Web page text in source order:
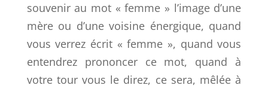
souvenir au mot « femme » l’image d’une
mère ou d’une voisine énergique, quand
vous verrez écrit « femme », quand vous
entendrez prononcer ce mot, quand à
votre tour vous le direz, ce sera, mêlée à